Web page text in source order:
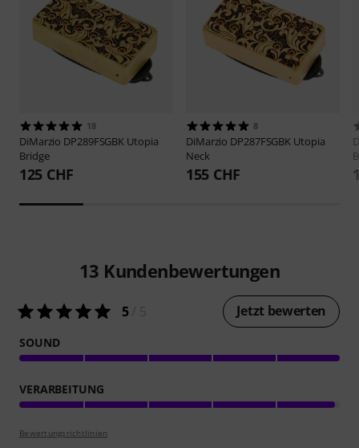
18
DiMarzio DP289FSGBK Utopia
Bridge
125 CHF
8
DiMarzio DP287FSGBK Utopia
Neck
155 CHF
13 Kundenbewertungen
5/ 5 Jetzt bewerten
SOUND
VERARBEITUNG
Bewertungsrichtlinien